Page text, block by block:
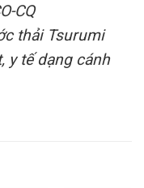
CQ
thải Tsurumi
y tế dạng cánh